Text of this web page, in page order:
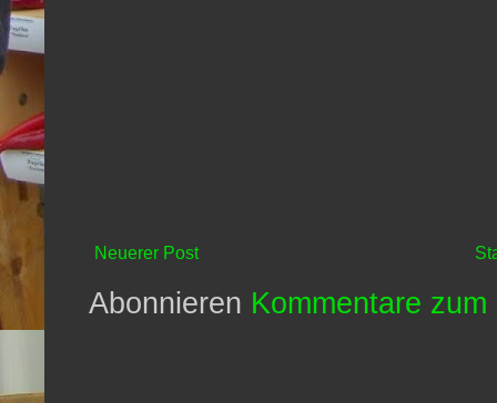
Neuerer Post
Abonnieren Kommentare